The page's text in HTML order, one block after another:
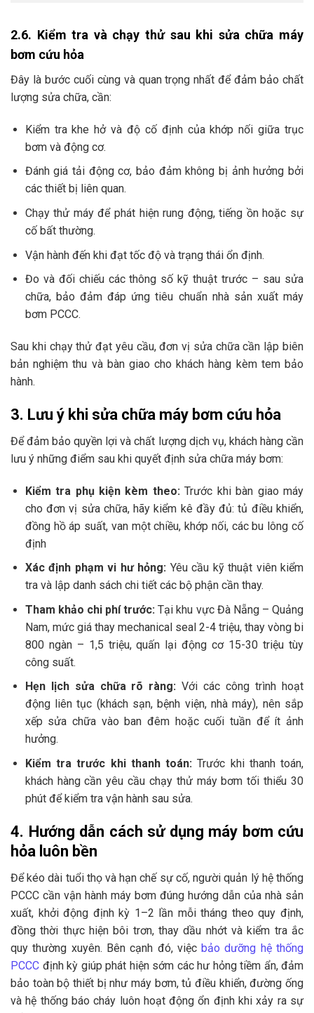
2.6. Kiểm tra và chạy thử sau khi sửa chữa máy
bơm cứu hỏa
Đây là bước cuối cùng và quan trọng nhất để đảm bảo chất
lượng sửa chữa, cần:
Kiểm tra khe hở và độ cố định của khớp nối giữa trục
bơm và động cơ.
Đánh giá tải động cơ, bảo đảm không bị ảnh hưởng bởi
các thiết bị liên quan.
Chạy thử máy để phát hiện rung động, tiếng ồn hoặc sự
cố bất thường.
Vận hành đến khi đạt tốc độ và trạng thái ổn định.
Đo và đối chiếu các thông số kỹ thuật trước – sau sửa
chữa, bảo đảm đáp ứng tiêu chuẩn nhà sản xuất máy
bơm PCCC.
Sau khi chạy thử đạt yêu cầu, đơn vị sửa chữa cần lập biên
bản nghiệm thu và bàn giao cho khách hàng kèm tem bảo
hành.
3. Lưu ý khi sửa chữa máy bơm cứu hỏa
Để đảm bảo quyền lợi và chất lượng dịch vụ, khách hàng cần
lưu ý những điểm sau khi quyết định sửa chữa máy bơm:
Kiểm tra phụ kiện kèm theo: Trước khi bàn giao máy
cho đơn vị sửa chữa, hãy kiểm kê đầy đủ: tủ điều khiển,
đồng hồ áp suất, van một chiều, khớp nối, các bu lông cố
định
Xác định phạm vi hư hỏng: Yêu cầu kỹ thuật viên kiểm
tra và lập danh sách chi tiết các bộ phận cần thay.
Tham khảo chi phí trước: Tại khu vực Đà Nẵng – Quảng
Nam, mức giá thay mechanical seal 2-4 triệu, thay vòng bi
800 ngàn – 1,5 triệu, quấn lại động cơ 15-30 triệu tùy
công suất.
Hẹn lịch sửa chữa rõ ràng: Với các công trình hoạt
động liên tục (khách sạn, bệnh viện, nhà máy), nên sắp
xếp sửa chữa vào ban đêm hoặc cuối tuần để ít ảnh
hưởng.
Kiểm tra trước khi thanh toán: Trước khi thanh toán,
khách hàng cần yêu cầu chạy thử máy bơm tối thiểu 30
phút để kiểm tra vận hành sau sửa.
4. Hướng dẫn cách sử dụng máy bơm cứu
hỏa luôn bền
Để kéo dài tuổi thọ và hạn chế sự cố, người quản lý hệ thống
PCCC cần vận hành máy bơm đúng hướng dẫn của nhà sản
xuất, khởi động định kỳ 1–2 lần mỗi tháng theo quy định,
đồng thời thực hiện bôi trơn, thay dầu nhớt và kiểm tra ắc
quy thường xuyên. Bên cạnh đó, việcbảo dưỡng hệ thống
PCCC định kỳ giúp phát hiện sớm các hư hỏng tiềm ẩn, đảm
bảo toàn bộ thiết bị như máy bơm, tủ điều khiển, đường ống
và hệ thống báo cháy luôn hoạt động ổn định khi xảy ra sự